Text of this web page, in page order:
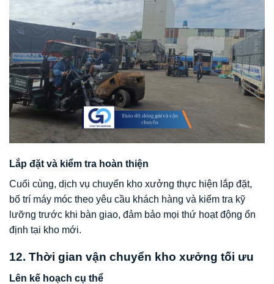
Lắp đặt và kiểm tra hoàn thiện
Cuối cùng, dịch vụ chuyển kho xưởng thực hiện lắp đặt,
bố trí máy móc theo yêu cầu khách hàng và kiểm tra kỹ
lưỡng trước khi bàn giao, đảm bảo mọi thứ hoạt động ổn
định tại kho mới.
12. Thời gian vận chuyển kho xưởng tối ưu
Lên kế hoạch cụ thể